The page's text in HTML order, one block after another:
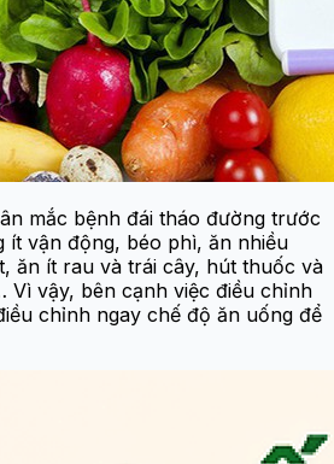
mắc bệnh đái tháo đường trước
ít vận động, béo phì, ăn nhiều
ăn ít rau và trái cây, hút thuốc và
Vì vậy, bên cạnh việc điều chỉnh
chỉnh ngay chế độ ăn uống để